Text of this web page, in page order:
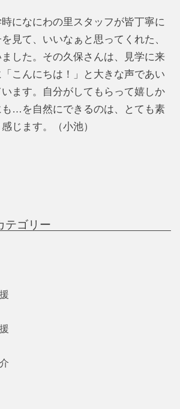
になにわの里スタッフが皆丁寧に
見て、いいなぁと思ってくれた、
した。その久保さんは、見学に来
こんにちは！」と大きな声であい
ます。自分がしてもらって嬉しか
も…を自然にできるのは、とても素
じます。（小池）
テゴリー